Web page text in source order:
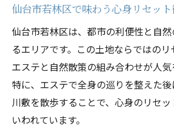
仙台市若林区で充実のひと
方法
癒やしとエステでつくる理
自分だけの癒やし空間を見
用法
若林区で味わうオリジナル
仙台市若林区で味わう心身リセッ
仙台市若林区は、都市の利便性と自
るエリアです。この土地ならではのリ
エステと自然散策の組み合わせが人気
特に、エステで全身の巡りを整えた
川敷を散歩することで、心身のリセ
いわれています。